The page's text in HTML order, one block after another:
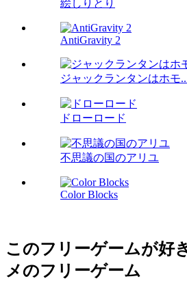
絵しりとり
AntiGravity 2
ジャックランタンはホモ
ドローロード
不思議の国のアリユ
Color Blocks
このフリーゲームが好
メのフリーゲーム